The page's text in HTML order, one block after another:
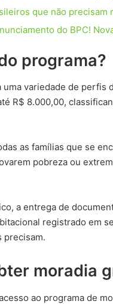
que não precisam
do BPC!
programa?
variedade de
R$ 8.000,00,
as famílias que se
pobreza ou
a entrega de
registrado em
precisam.
moradia
ao programa de